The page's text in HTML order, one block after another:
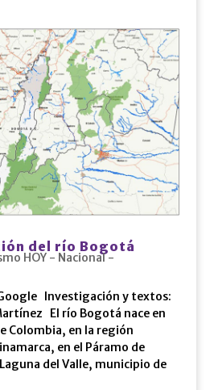
del río Bogotá
HOY - Nacional -
Investigación y textos:
El río Bogotá nace en
Colombia, en la región
en el Páramo de
del Valle, municipio de